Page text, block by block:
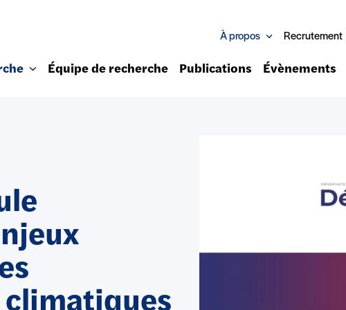
À propos Recrutement
Équipe de recherche Publications Évènements